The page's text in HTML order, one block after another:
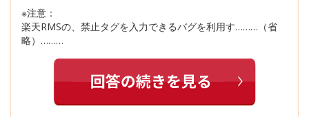
※注意：
楽天RMSの、禁止タグを入力できるバグを利用す………（省
略）………